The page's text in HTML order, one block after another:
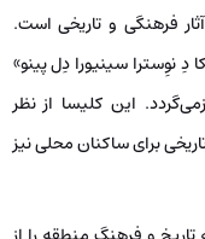
فرهنگی و تاریخی است.
دِ نوِسترا سینیورا دِل پینو»
این کلیسا از نظر
برای ساکنان محلی نیز